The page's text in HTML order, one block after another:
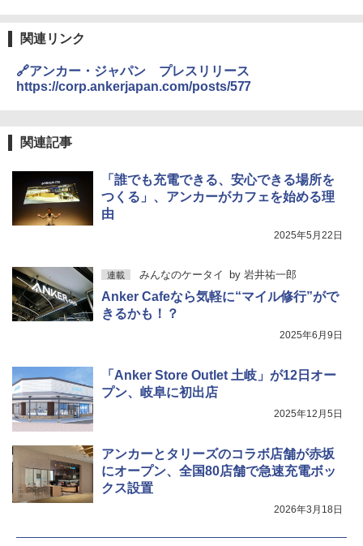
関連リンク
🔗アンカー・ジャパン プレスリリース
https://corp.ankerjapan.com/posts/577
関連記事
「誰でも充電できる、安心できる場所を
つくる」、アンカーがカフェを始める理
由
2025年5月22日
連載 みんなのケータイ by 岩井祐一郎
Anker Cafeなら気軽に“マイル修行”がで
きるかも！？
2025年6月9日
「Anker Store Outlet 土岐」が12日オー
プン、岐阜に初出店
2025年12月5日
アンカーとタリーズのコラボ店舗が赤坂
にオープン、全国80店舗で急速充電ボッ
クス設置
2026年3月18日